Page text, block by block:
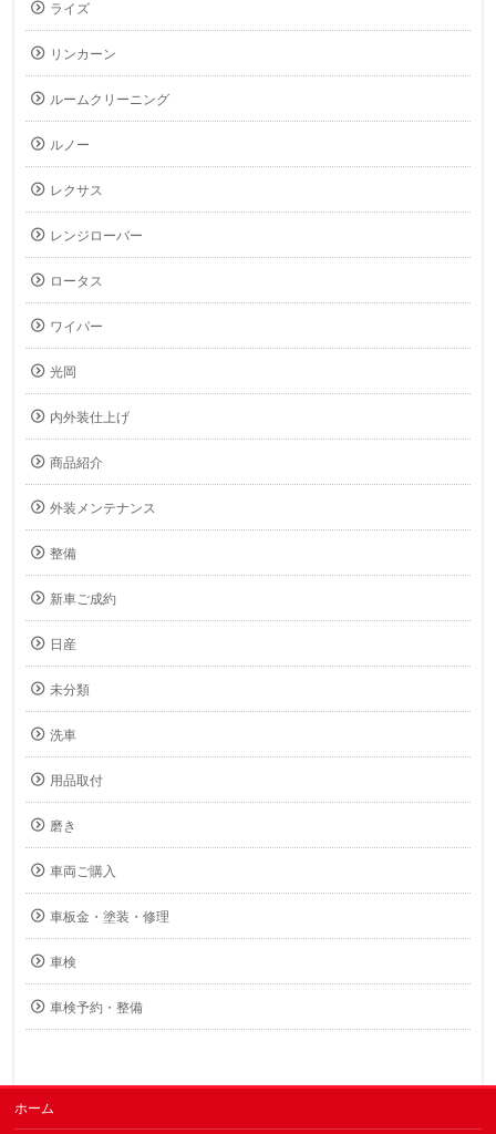
ライズ
リンカーン
ルームクリーニング
ルノー
レクサス
レンジローバー
ロータス
ワイパー
光岡
内外装仕上げ
商品紹介
外装メンテナンス
整備
新車ご成約
日産
未分類
洗車
用品取付
磨き
車両ご購入
車板金・塗装・修理
車検
車検予約・整備
ホーム